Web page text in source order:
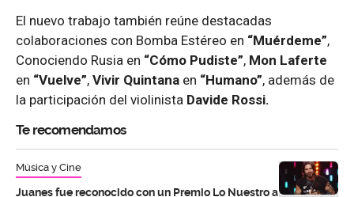
El nuevo trabajo también reúne destacadas
colaboraciones con Bomba Estéreo en “Muérdeme”,
Conociendo Rusia en “Cómo Pudiste”, Mon Laferte
en “Vuelve”, Vivir Quintana en “Humano”, además de
la participación del violinista Davide Rossi.
Te recomendamos
Música y Cine
Juanes fue reconocido con un Premio Lo Nuestro a